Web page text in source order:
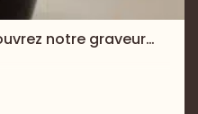
notre graveur…